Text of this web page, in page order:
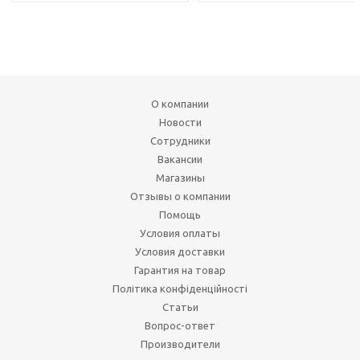
О компании
Новости
Сотрудники
Вакансии
Магазины
Отзывы о компании
Помощь
Условия оплаты
Условия доставки
Гарантия на товар
Політика конфіденційності
Статьи
Вопрос-ответ
Производители